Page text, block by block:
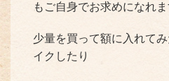
もご自身でお求めになれま
少量を買って額に入れて
イクしたり